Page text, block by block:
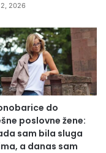
2026
do
poslovne žene:
sam bila sluga
a danas sam